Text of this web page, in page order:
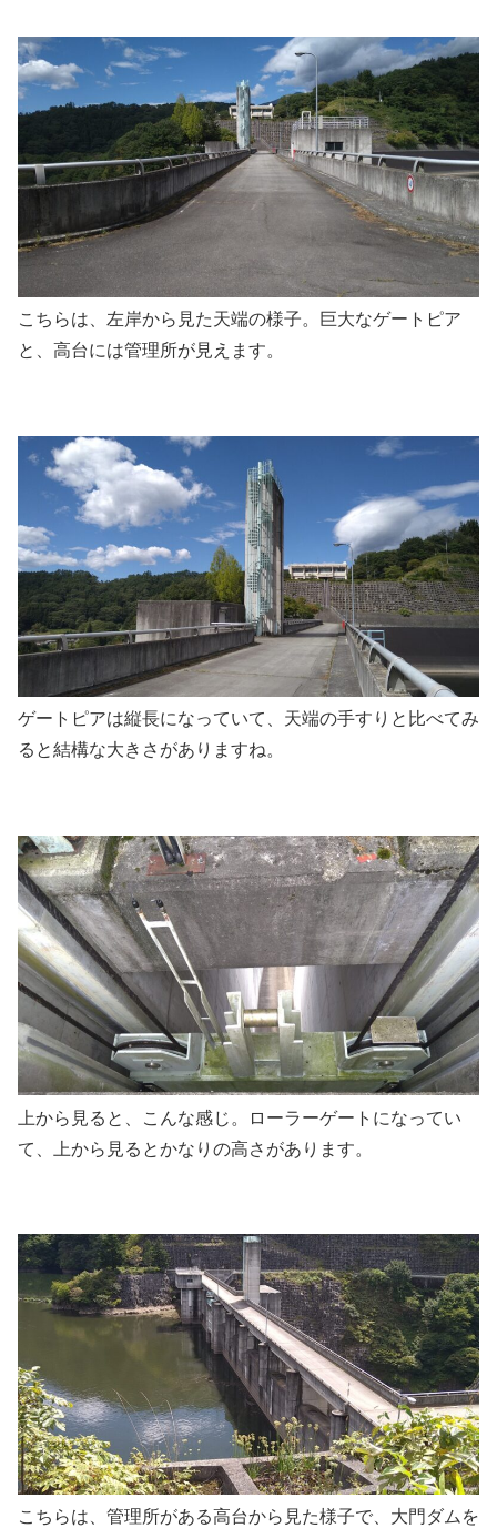
こちらは、左岸から見た天端の様子。巨大なゲートピア
と、高台には管理所が見えます。
ゲートピアは縦長になっていて、天端の手すりと比べてみ
ると結構な大きさがありますね。
上から見ると、こんな感じ。ローラーゲートになってい
て、上から見るとかなりの高さがあります。
こちらは、管理所がある高台から見た様子で、大門ダムを